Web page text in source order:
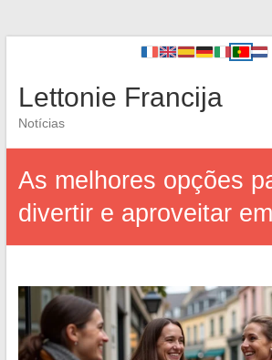
Lettonie Francija
Notícias
As melhores opções
divertir e aproveitar